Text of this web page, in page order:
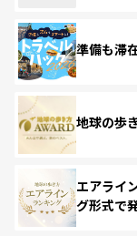
準備も滞
地球の歩
エアライ
グ形式で